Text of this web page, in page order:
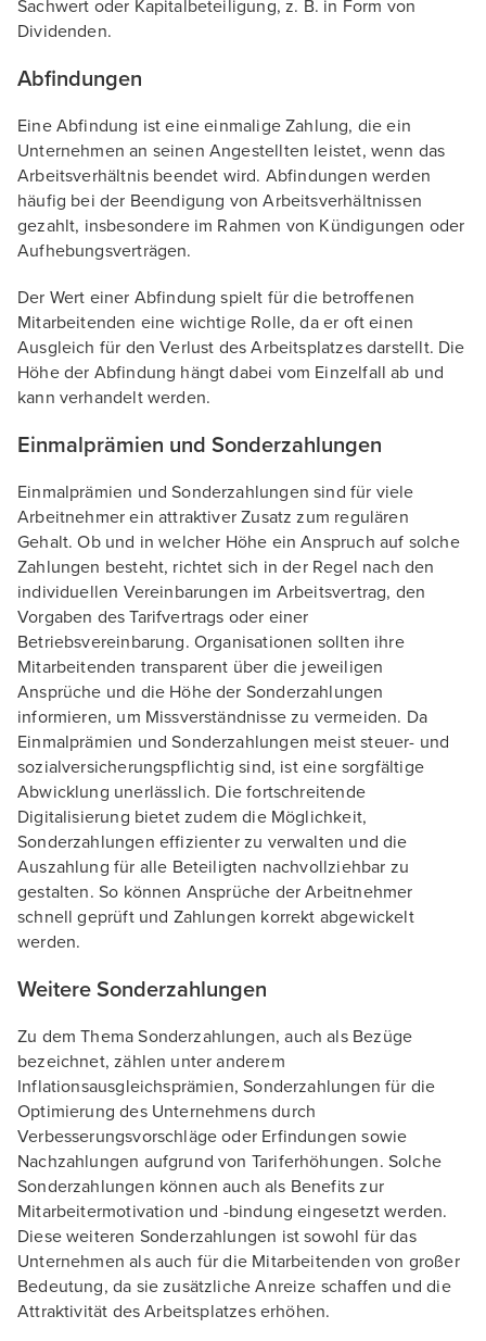
Sachwert oder Kapitalbeteiligung, z. B. in Form von
Dividenden.
Abfindungen
Eine Abfindung ist eine einmalige Zahlung, die ein
Unternehmen an seinen Angestellten leistet, wenn das
Arbeitsverhältnis beendet wird. Abfindungen werden
häufig bei der Beendigung von Arbeitsverhältnissen
gezahlt, insbesondere im Rahmen von Kündigungen oder
Aufhebungsverträgen.
Der Wert einer Abfindung spielt für die betroffenen
Mitarbeitenden eine wichtige Rolle, da er oft einen
Ausgleich für den Verlust des Arbeitsplatzes darstellt. Die
Höhe der Abfindung hängt dabei vom Einzelfall ab und
kann verhandelt werden.
Einmalprämien und Sonderzahlungen
Einmalprämien und Sonderzahlungen sind für viele
Arbeitnehmer ein attraktiver Zusatz zum regulären
Gehalt. Ob und in welcher Höhe ein Anspruch auf solche
Zahlungen besteht, richtet sich in der Regel nach den
individuellen Vereinbarungen im Arbeitsvertrag, den
Vorgaben des Tarifvertrags oder einer
Betriebsvereinbarung. Organisationen sollten ihre
Mitarbeitenden transparent über die jeweiligen
Ansprüche und die Höhe der Sonderzahlungen
informieren, um Missverständnisse zu vermeiden. Da
Einmalprämien und Sonderzahlungen meist steuer- und
sozialversicherungspflichtig sind, ist eine sorgfältige
Abwicklung unerlässlich. Die fortschreitende
Digitalisierung bietet zudem die Möglichkeit,
Sonderzahlungen effizienter zu verwalten und die
Auszahlung für alle Beteiligten nachvollziehbar zu
gestalten. So können Ansprüche der Arbeitnehmer
schnell geprüft und Zahlungen korrekt abgewickelt
werden.
Weitere Sonderzahlungen
Zu dem Thema Sonderzahlungen, auch als Bezüge
bezeichnet, zählen unter anderem
Inflationsausgleichsprämien, Sonderzahlungen für die
Optimierung des Unternehmens durch
Verbesserungsvorschläge oder Erfindungen sowie
Nachzahlungen aufgrund von Tariferhöhungen. Solche
Sonderzahlungen können auch als Benefits zur
Mitarbeitermotivation und -bindung eingesetzt werden.
Diese weiteren Sonderzahlungen ist sowohl für das
Unternehmen als auch für die Mitarbeitenden von großer
Bedeutung, da sie zusätzliche Anreize schaffen und die
Attraktivität des Arbeitsplatzes erhöhen.